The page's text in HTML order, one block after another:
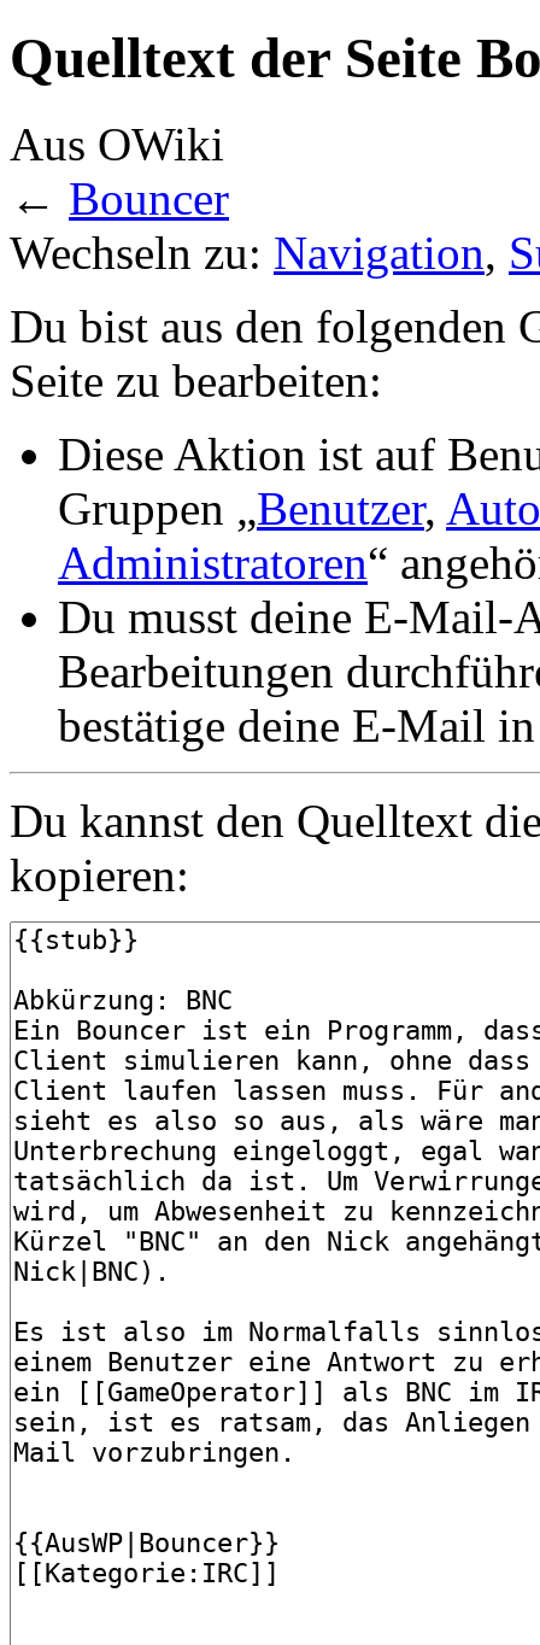
Quelltext der Seite
Aus OWiki
← Bouncer
Wechseln zu: Navigation,
Du bist aus den folgenden
Seite zu bearbeiten:
Diese Aktion ist auf
Gruppen „Benutzer,
Administratoren“
Du musst deine E-Mail-
Bearbeitungen
bestätige deine E-Mail
Du kannst den Quelltext
kopieren: